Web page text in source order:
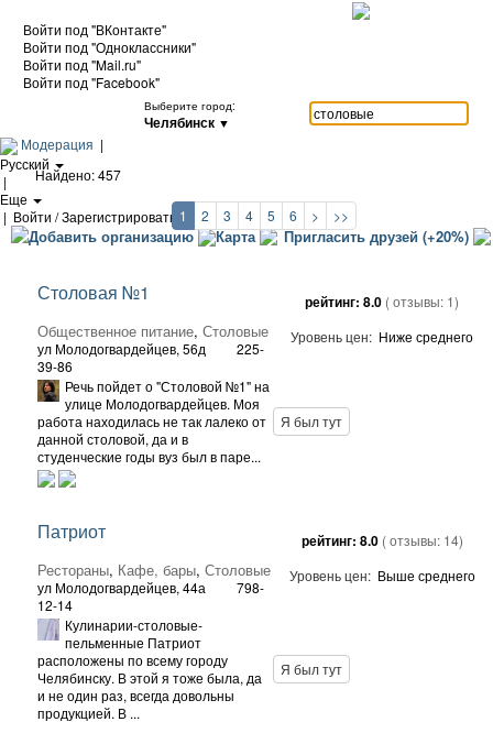
Войти под "ВКонтакте"
Войти под "Одноклассники"
Войти под "Mail.ru"
Войти под "Facebook"
Выберите город:
Челябинск ▼
Модерация |
Русский
|
Еще
| Войти / Зарегистрироваться
Добавить организацию Карта Пригласить друзей (+20%)
Найдено: 457
1 2 3 4 5 6 > >>
Столовая №1
Общественное питание, Столовые
ул Молодогвардейцев, 56д
225-
39-86
рейтинг: 8.0 ( отзывы: 1)
Уровень цен: Ниже среднего
Речь пойдет о "Столовой №1" на
улице Молодогвардейцев. Моя
работа находилась не так лалеко от
данной столовой, да и в
студенческие годы вуз был в паре...
Я был тут
Патриот
Рестораны, Кафе, бары, Столовые
ул Молодогвардейцев, 44а
798-
12-14
рейтинг: 8.0 ( отзывы: 14)
Уровень цен: Выше среднего
Кулинарии-столовые-
пельменные Патриот
расположены по всему городу
Челябинску. В этой я тоже была, да
и не один раз, всегда довольны
продукцией. В ...
Я был тут